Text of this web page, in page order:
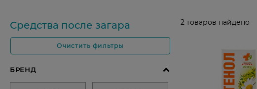
Средства после загара
Очистить фильтры
2 товаров найдено